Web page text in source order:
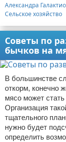
Александра
Сельское хозяйство
Советы по
бычков на
В большинстве
откорм, конечно
мясо может
Организация
тщательного
нужно будет
определить